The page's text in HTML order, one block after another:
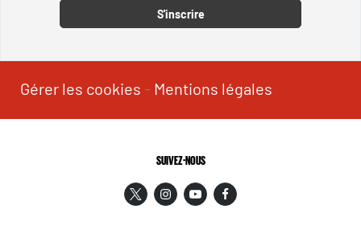
S'inscrire
Gérer les cookies - Mentions légales
SUIVEZ-NOUS